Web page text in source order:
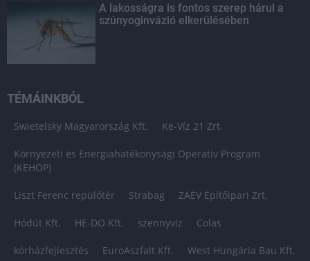
A lakosságra is fontos szerep hárul a
szúnyoginvázió elkerülésében
TÉMÁINKBÓL
Swietelsky Magyarország Kft. Ke-Víz 21 Zrt.
Környezeti és Energiahatékonysági Operatív Program
(KEHOP)
Liszt Ferenc repülőtér Strabag ZÁÉV Építőipari Zrt.
Hódút Kft. HE-DO Kft. szennyvíz Colas
kórházfejlesztés EuroAszfalt Kft. West Hungária Bau Kft.